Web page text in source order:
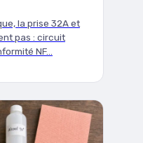
la prise 32A et
pas : circuit
NF…